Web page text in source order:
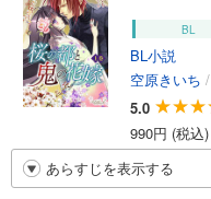
BL
BL小説
空原きいち /
5.0
990円 (税込)
あらすじを表示する